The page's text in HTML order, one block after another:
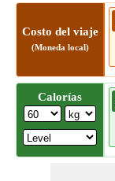
Costo del viaje
(Moneda local)
Calorías